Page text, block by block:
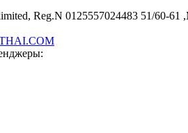
Reg.N 0125557024483 51/60-